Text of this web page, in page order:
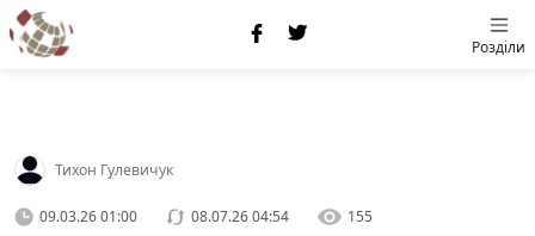
Розділи
Тихон Гулевичук
09.03.26 01:00 08.07.26 04:54 155